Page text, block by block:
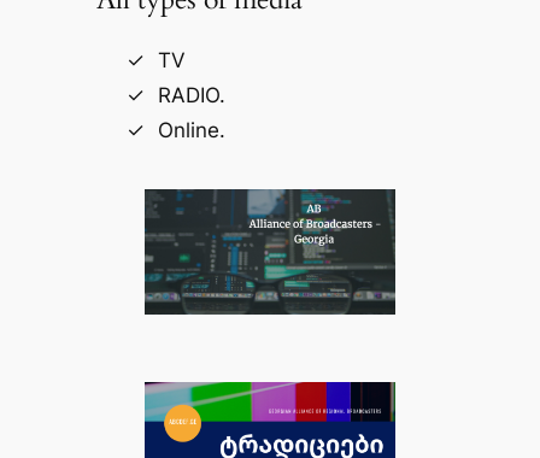
TV
RADIO.
Online.